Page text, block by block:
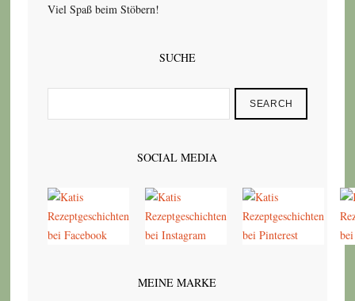
Viel Spaß beim Stöbern!
SUCHE
SEARCH
SOCIAL MEDIA
MEINE MARKE